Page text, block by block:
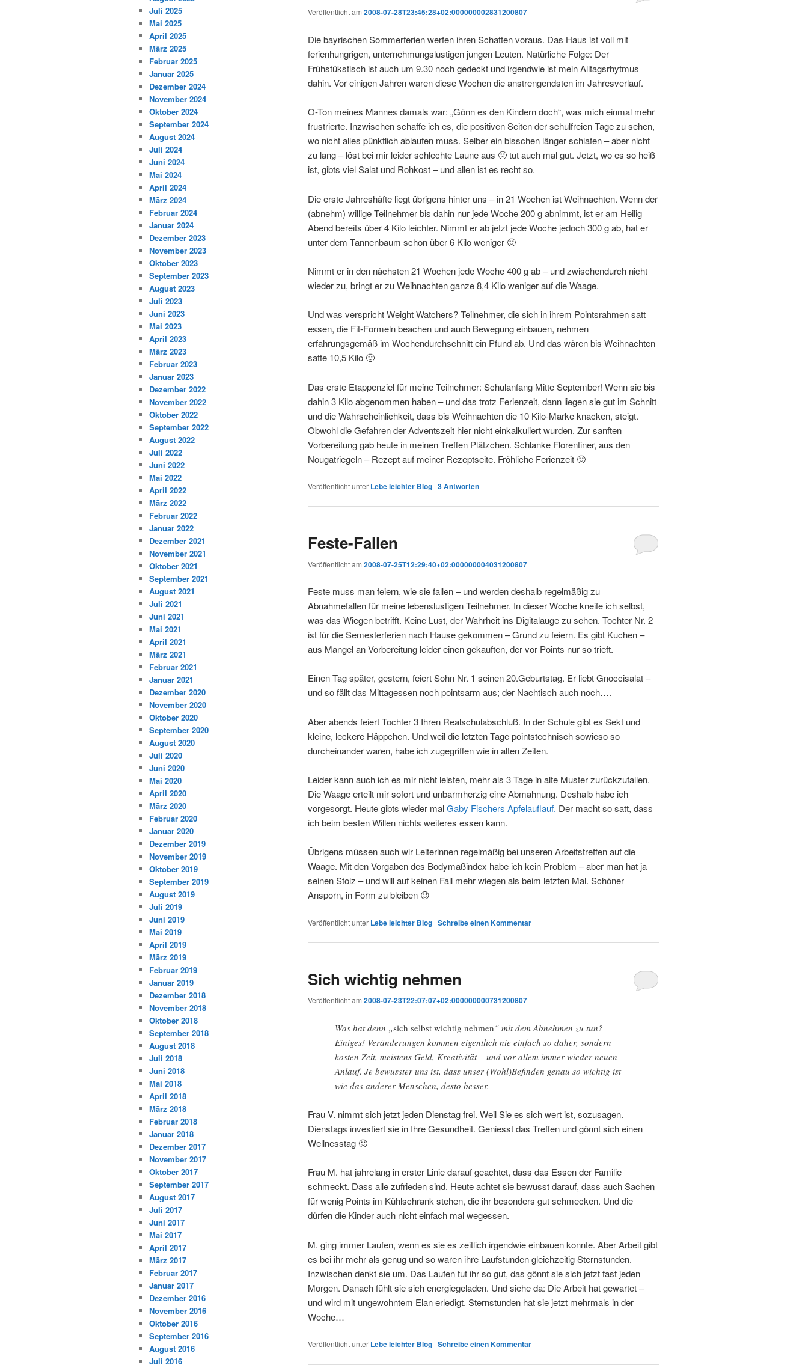
Veröffentlicht am 2008-07-28T23:45:28+02:000000002831200807
Die bayrischen Sommerferien werfen ihren Schatten voraus. Das Haus ist voll mit
ferienhungrigen, unternehmungslustigen jungen Leuten. Natürliche Folge: Der
Frühstükstisch ist auch um 9.30 noch gedeckt und irgendwie ist mein Alltagsrhytmus
dahin. Vor einigen Jahren waren diese Wochen die anstrengendsten im Jahresverlauf.
O-Ton meines Mannes damals war: „Gönn es den Kindern doch“, was mich einmal mehr
frustrierte. Inzwischen schaffe ich es, die positiven Seiten der schulfreien Tage zu sehen,
wo nicht alles pünktlich ablaufen muss. Selber ein bisschen länger schlafen – aber nicht
zu lang – löst bei mir leider schlechte Laune aus 🙁 tut auch mal gut. Jetzt, wo es so heiß
ist, gibts viel Salat und Rohkost – und allen ist es recht so.
Die erste Jahreshäfte liegt übrigens hinter uns – in 21 Wochen ist Weihnachten. Wenn der
(abnehm) willige Teilnehmer bis dahin nur jede Woche 200 g abnimmt, ist er am Heilig
Abend bereits über 4 Kilo leichter. Nimmt er ab jetzt jede Woche jedoch 300 g ab, hat er
unter dem Tannenbaum schon über 6 Kilo weniger 🙂
Nimmt er in den nächsten 21 Wochen jede Woche 400 g ab – und zwischendurch nicht
wieder zu, bringt er zu Weihnachten ganze 8,4 Kilo weniger auf die Waage.
Und was verspricht Weight Watchers? Teilnehmer, die sich in ihrem Pointsrahmen satt
essen, die Fit-Formeln beachen und auch Bewegung einbauen, nehmen
erfahrungsgemäß im Wochendurchschnitt ein Pfund ab. Und das wären bis Weihnachten
satte 10,5 Kilo 🙂
Das erste Etappenziel für meine Teilnehmer: Schulanfang Mitte September! Wenn sie bis
dahin 3 Kilo abgenommen haben – und das trotz Ferienzeit, dann liegen sie gut im Schnitt
und die Wahrscheinlichkeit, dass bis Weihnachten die 10 Kilo-Marke knacken, steigt.
Obwohl die Gefahren der Adventszeit hier nicht einkalkuliert wurden. Zur sanften
Vorbereitung gab heute in meinen Treffen Plätzchen. Schlanke Florentiner, aus den
Nougatriegeln – Rezept auf meiner Rezeptseite. Fröhliche Ferienzeit 🙂
Veröffentlicht unter Lebe leichter Blog | 3Antworten
Feste-Fallen
Veröffentlicht am 2008-07-25T12:29:40+02:000000004031200807
Feste muss man feiern, wie sie fallen – und werden deshalb regelmäßig zu
Abnahmefallen für meine lebenslustigen Teilnehmer. In dieser Woche kneife ich selbst,
was das Wiegen betrifft. Keine Lust, der Wahrheit ins Digitalauge zu sehen. Tochter Nr. 2
ist für die Semesterferien nach Hause gekommen – Grund zu feiern. Es gibt Kuchen –
aus Mangel an Vorbereitung leider einen gekauften, der vor Points nur so trieft.
Einen Tag später, gestern, feiert Sohn Nr. 1 seinen 20.Geburtstag. Er liebt Gnoccisalat –
und so fällt das Mittagessen noch pointsarm aus; der Nachtisch auch noch….
Aber abends feiert Tochter 3 Ihren Realschulabschluß. In der Schule gibt es Sekt und
kleine, leckere Häppchen. Und weil die letzten Tage pointstechnisch sowieso so
durcheinander waren, habe ich zugegriffen wie in alten Zeiten.
Leider kann auch ich es mir nicht leisten, mehr als 3 Tage in alte Muster zurückzufallen.
Die Waage erteilt mir sofort und unbarmherzig eine Abmahnung. Deshalb habe ich
vorgesorgt. Heute gibts wieder malGaby Fischers Apfelauflauf. Der macht so satt, dass
ich beim besten Willen nichts weiteres essen kann.
Übrigens müssen auch wir Leiterinnen regelmäßig bei unseren Arbeitstreffen auf die
Waage. Mit den Vorgaben des Bodymaßindex habe ich kein Problem – aber man hat ja
seinen Stolz – und will auf keinen Fall mehr wiegen als beim letzten Mal. Schöner
Ansporn, in Form zu bleiben 😉
Veröffentlicht unter Lebe leichter Blog | Schreibe einen Kommentar
Sich wichtig nehmen
Veröffentlicht am 2008-07-23T22:07:07+02:000000000731200807
Was hat denn „sich selbst wichtig nehmen“ mit dem Abnehmen zu tun?
Einiges! Veränderungen kommen eigentlich nie einfach so daher, sondern
kosten Zeit, meistens Geld, Kreativität – und vor allem immer wieder neuen
Anlauf. Je bewusster uns ist, dass unser (Wohl)Befinden genau so wichtig ist
wie das anderer Menschen, desto besser.
Frau V. nimmt sich jetzt jeden Dienstag frei. Weil Sie es sich wert ist, sozusagen.
Dienstags investiert sie in Ihre Gesundheit. Geniesst das Treffen und gönnt sich einen
Wellnesstag 🙂
Frau M. hat jahrelang in erster Linie darauf geachtet, dass das Essen der Familie
schmeckt. Dass alle zufrieden sind. Heute achtet sie bewusst darauf, dass auch Sachen
für wenig Points im Kühlschrank stehen, die ihr besonders gut schmecken. Und die
dürfen die Kinder auch nicht einfach mal wegessen.
M. ging immer Laufen, wenn es sie es zeitlich irgendwie einbauen konnte. Aber Arbeit gibt
es bei ihr mehr als genug und so waren ihre Laufstunden gleichzeitig Sternstunden.
Inzwischen denkt sie um. Das Laufen tut ihr so gut, das gönnt sie sich jetzt fast jeden
Morgen. Danach fühlt sie sich energiegeladen. Und siehe da: Die Arbeit hat gewartet –
und wird mit ungewohntem Elan erledigt. Sternstunden hat sie jetzt mehrmals in der
Woche…
Veröffentlicht unter Lebe leichter Blog | Schreibe einen Kommentar
Juli 2025
Mai 2025
April 2025
März 2025
Februar 2025
Januar 2025
Dezember 2024
November 2024
Oktober 2024
September 2024
August 2024
Juli 2024
Juni 2024
Mai 2024
April 2024
März 2024
Februar 2024
Januar 2024
Dezember 2023
November 2023
Oktober 2023
September 2023
August 2023
Juli 2023
Juni 2023
Mai 2023
April 2023
März 2023
Februar 2023
Januar 2023
Dezember 2022
November 2022
Oktober 2022
September 2022
August 2022
Juli 2022
Juni 2022
Mai 2022
April 2022
März 2022
Februar 2022
Januar 2022
Dezember 2021
November 2021
Oktober 2021
September 2021
August 2021
Juli 2021
Juni 2021
Mai 2021
April 2021
März 2021
Februar 2021
Januar 2021
Dezember 2020
November 2020
Oktober 2020
September 2020
August 2020
Juli 2020
Juni 2020
Mai 2020
April 2020
März 2020
Februar 2020
Januar 2020
Dezember 2019
November 2019
Oktober 2019
September 2019
August 2019
Juli 2019
Juni 2019
Mai 2019
April 2019
März 2019
Februar 2019
Januar 2019
Dezember 2018
November 2018
Oktober 2018
September 2018
August 2018
Juli 2018
Juni 2018
Mai 2018
April 2018
März 2018
Februar 2018
Januar 2018
Dezember 2017
November 2017
Oktober 2017
September 2017
August 2017
Juli 2017
Juni 2017
Mai 2017
April 2017
März 2017
Februar 2017
Januar 2017
Dezember 2016
November 2016
Oktober 2016
September 2016
August 2016
Juli 2016